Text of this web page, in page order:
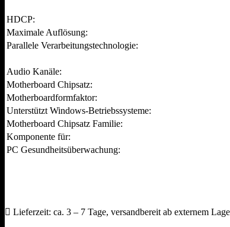
HDCP:
Maximale Auflösung:
Parallele Verarbeitungstechnologie:
Audio Kanäle:
Motherboard Chipsatz:
Motherboardformfaktor:
Unterstützt Windows-Betriebssysteme:
Motherboard Chipsatz Familie:
Komponente für:
PC Gesundheitsüberwachung:
Lieferzeit: ca. 3 – 7 Tage, versandbereit ab externem